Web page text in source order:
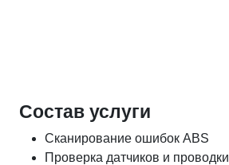
Состав услуги
Сканирование ошибок ABS
Проверка датчиков и проводки